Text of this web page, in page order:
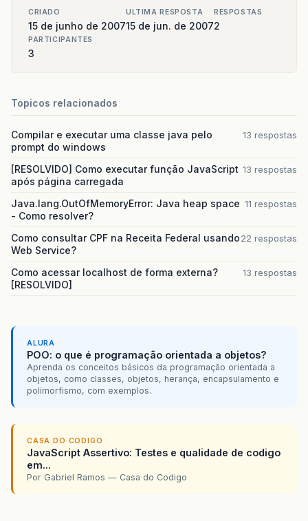
CRIADO
15 de junho de 2007
ULTIMA RESPOSTA
15 de jun. de 2007
RESPOSTAS
2
PARTICIPANTES
3
Topicos relacionados
Compilar e executar uma classe java pelo
prompt do windows
13 respostas
[RESOLVIDO] Como executar função JavaScript
após página carregada
13 respostas
Java.lang.OutOfMemoryError: Java heap space
- Como resolver?
11 respostas
Como consultar CPF na Receita Federal usando
Web Service?
22 respostas
Como acessar localhost de forma externa?
[RESOLVIDO]
13 respostas
ALURA
POO: o que é programação orientada a objetos?
Aprenda os conceitos básicos da programação orientada a
objetos, como classes, objetos, herança, encapsulamento e
polimorfismo, com exemplos.
CASA DO CODIGO
JavaScript Assertivo: Testes e qualidade de codigo
em...
Por Gabriel Ramos — Casa do Codigo